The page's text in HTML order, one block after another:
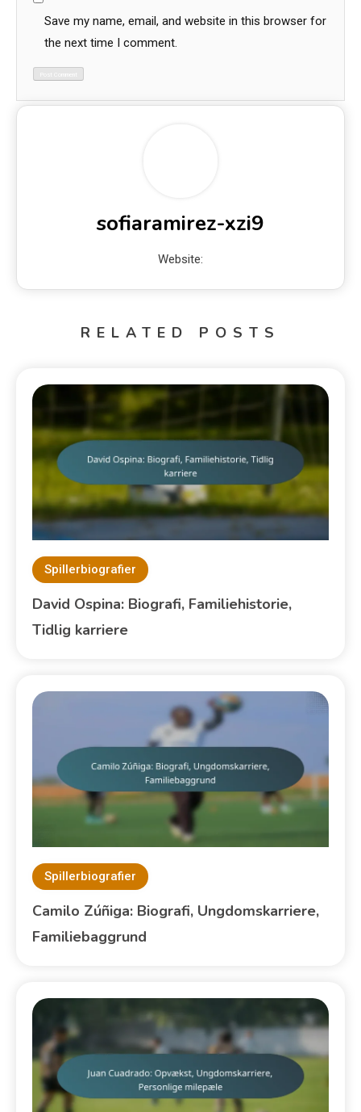
Save my name, email, and website in this browser for
the next time I comment.
sofiaramirez-xzi9
Website:
RELATED POSTS
Spillerbiografier
David Ospina: Biografi, Familiehistorie,
Tidlig karriere
Spillerbiografier
Camilo Zúñiga: Biografi, Ungdomskarriere,
Familiebaggrund